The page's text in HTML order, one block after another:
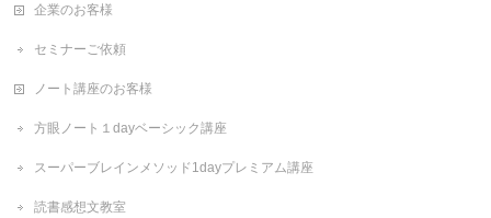
企業のお客様
セミナーご依頼
ノート講座のお客様
方眼ノート１dayベーシック講座
スーパーブレインメソッド1dayプレミアム講座
読書感想文教室